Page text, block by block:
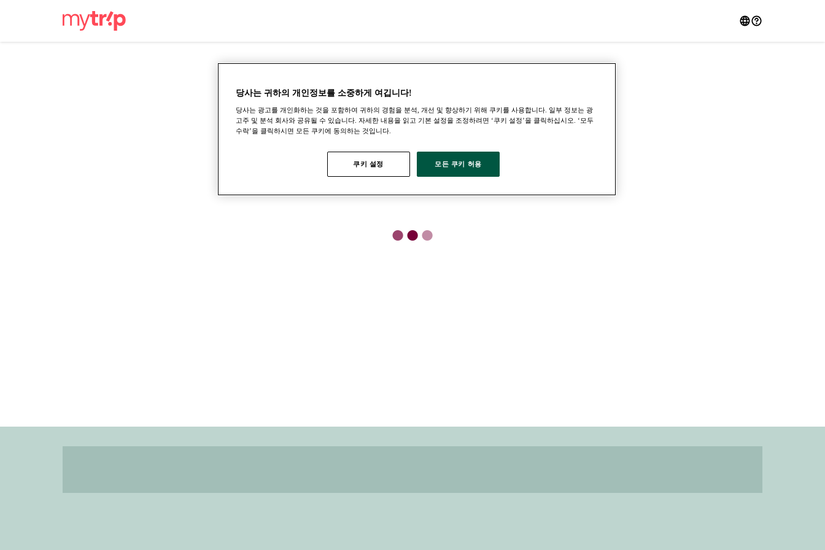
●●●
당사는 귀하의 개인정보를 소중하게 여깁니다!
당사는 광고를 개인화하는 것을 포함하여 귀하의 경험을 분석, 개선 및 향상하기 위해 쿠키를 사용합니다. 일부 정보는 광
고주 및 분석 회사와 공유될 수 있습니다. 자세한 내용을 읽고 기본 설정을 조정하려면 ‘쿠키 설정’을 클릭하십시오. ‘모두
수락’을 클릭하시면 모든 쿠키에 동의하는 것입니다.
쿠키 설정 모든 쿠키 허용